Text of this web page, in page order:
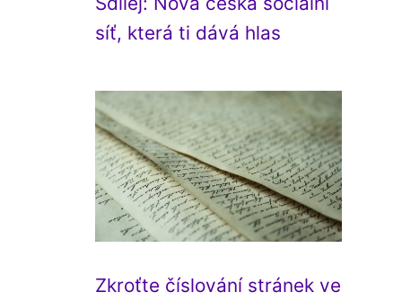
síť, která ti dává hlas
Zkroťte číslování stránek ve